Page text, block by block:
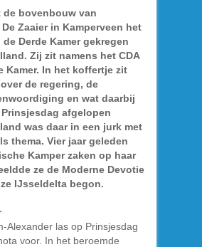
de bovenbouw van
Zaaier in Kamperveen het
Derde Kamer gekregen
Zij zit namens het CDA
Kamer. In het koffertje zit
de regering, de
en wat daarbij
afgelopen
was daar in een jurk met
thema. Vier jaar geleden
Kamper zaken op haar
ze de Moderne Devotie
IJsseldelta begon.
Alexander las op Prinsjesdag
voor. In het beroemde